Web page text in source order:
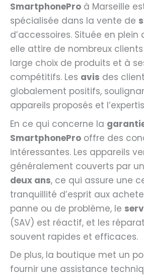
SmartphonePro à Marseille
spécialisée dans la vente de
d’accessoires. Située en
elle attire de nombreux
large choix de produits et à
compétitifs. Les avis des
globalement positifs,
appareils proposés et
En ce qui concerne la
SmartphonePro offre des
intéressantes. Les appareils
généralement couverts par
deux ans, ce qui assure une
tranquillité d’esprit aux
panne ou de problème, le
(SAV) est réactif, et les
souvent rapides et efficaces.
De plus, la boutique met un
fournir une assistance